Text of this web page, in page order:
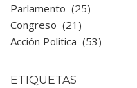
Parlamento (25)
Congreso (21)
Acción Política (53)
ETIQUETAS